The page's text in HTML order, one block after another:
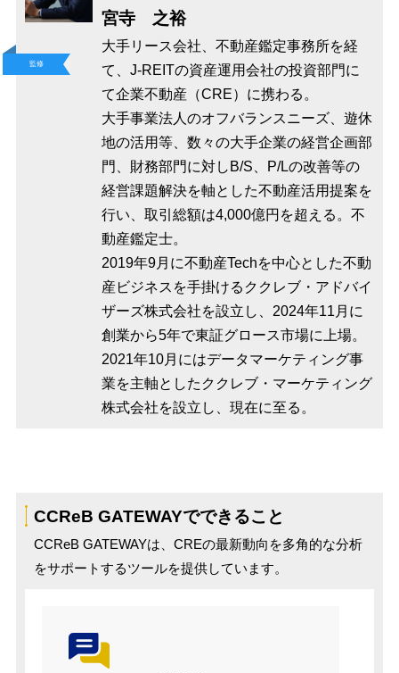
監修
宮寺 之裕
大手リース会社、不動産鑑定事務所を経
て、J-REITの資産運用会社の投資部門に
て企業不動産（CRE）に携わる。
大手事業法人のオフバランスニーズ、遊休
地の活用等、数々の大手企業の経営企画部
門、財務部門に対しB/S、P/Lの改善等の
経営課題解決を軸とした不動産活用提案を
行い、取引総額は4,000億円を超える。不
動産鑑定士。
2019年9月に不動産Techを中心とした不動
産ビジネスを手掛けるククレブ・アドバイ
ザーズ株式会社を設立し、2024年11月に
創業から5年で東証グロース市場に上場。
2021年10月にはデータマーケティング事
業を主軸としたククレブ・マーケティング
株式会社を設立し、現在に至る。
CCReB GATEWAYでできること
CCReB GATEWAYは、CREの最新動向を多角的な分析
をサポートするツールを提供しています。